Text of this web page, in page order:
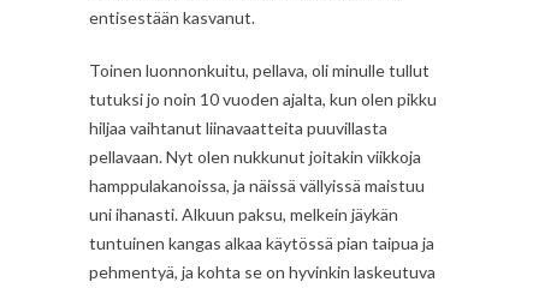
entisestään kasvanut.
Toinen luonnonkuitu, pellava, oli minulle tullut
tutuksi jo noin 10 vuoden ajalta, kun olen pikku
hiljaa vaihtanut liinavaatteita puuvillasta
pellavaan. Nyt olen nukkunut joitakin viikkoja
hamppulakanoissa, ja näissä vällyissä maistuu
uni ihanasti. Alkuun paksu, melkein jäykän
tuntuinen kangas alkaa käytössä pian taipua ja
pehmentyä, ja kohta se on hyvinkin laskeutuva